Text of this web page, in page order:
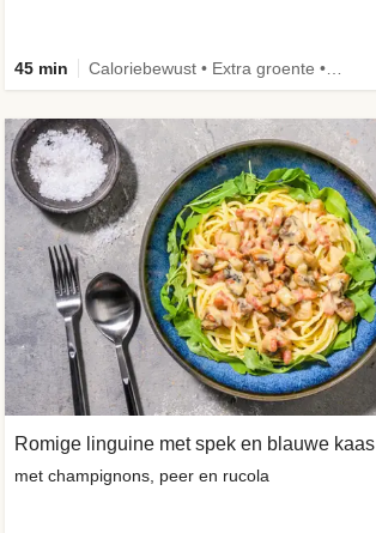
45 min
Romige linguine met spek en blauwe kaas
met champignons, peer en rucola